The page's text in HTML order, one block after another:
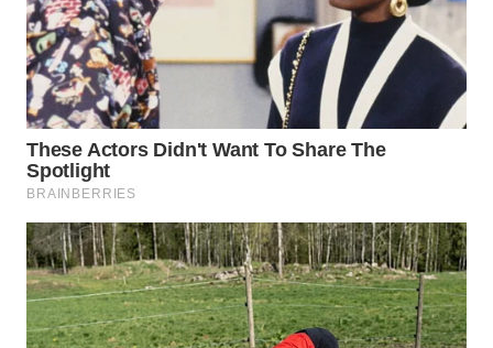
WN
PAKPAK
WN
KARAWANG
WN
WN
BOGOR